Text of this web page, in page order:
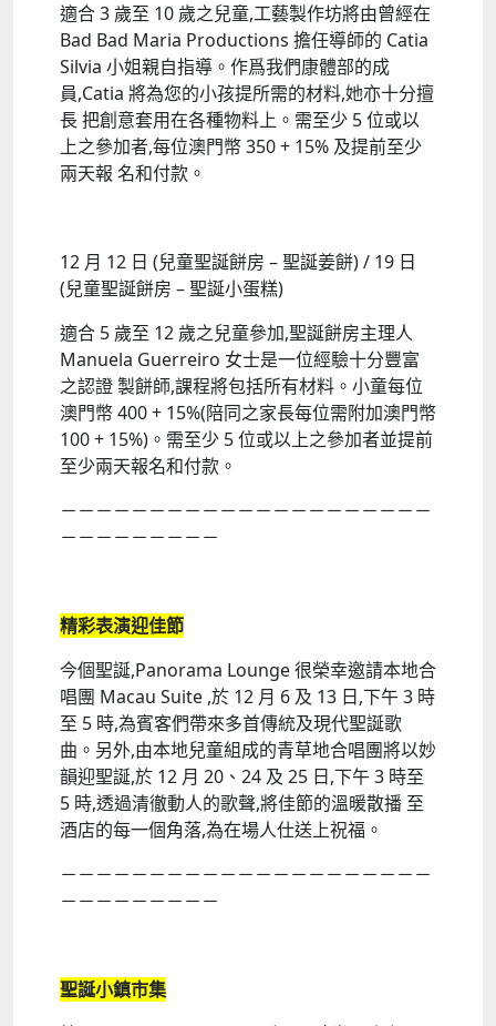
適合 3 歲至 10 歲之兒童,工藝製作坊將由曾經在
Bad Bad Maria Productions 擔任導師的 Catia
Silvia 小姐親自指導。作爲我們康體部的成
員,Catia 將為您的小孩提所需的材料,她亦十分擅
長 把創意套用在各種物料上。需至少 5 位或以
上之參加者,每位澳門幣 350 + 15% 及提前至少
兩天報 名和付款。
12 月 12 日 (兒童聖誕餅房 – 聖誕姜餅) / 19 日
(兒童聖誕餅房 – 聖誕小蛋糕)
適合 5 歲至 12 歲之兒童參加,聖誕餅房主理人
Manuela Guerreiro 女士是一位經驗十分豐富
之認證 製餅師,課程將包括所有材料。小童每位
澳門幣 400 + 15%(陪同之家長每位需附加澳門幣
100 + 15%)。需至少 5 位或以上之參加者並提前
至少兩天報名和付款。
－－－－－－－－－－－－－－－－－－－－－
－－－－－－－－－
精彩表演迎佳節
今個聖誕,Panorama Lounge 很榮幸邀請本地合
唱團 Macau Suite ,於 12 月 6 及 13 日,下午 3 時
至 5 時,為賓客們帶來多首傳統及現代聖誕歌
曲。另外,由本地兒童組成的青草地合唱團將以妙
韻迎聖誕,於 12 月 20、24 及 25 日,下午 3 時至
5 時,透過清徹動人的歌聲,將佳節的溫暖散播 至
酒店的每一個角落,為在場人仕送上祝福。
－－－－－－－－－－－－－－－－－－－－－
－－－－－－－－－
聖誕小鎮市集